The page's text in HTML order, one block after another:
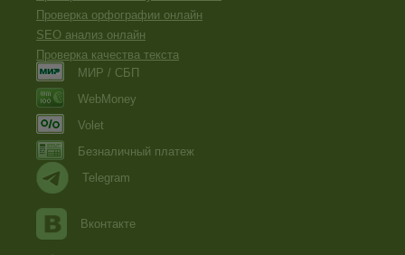
Проверка орфографии онлайн
SEO анализ онлайн
Проверка качества текста
МИР / СБП
WebMoney
Volet
Безналичный платеж
Telegram
Вконтакте